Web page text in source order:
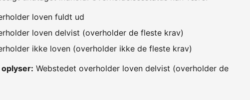
loven fuldt ud
loven delvist (overholder de fleste krav)
ikke loven (overholder ikke de fleste krav)
Webstedet overholder loven delvist (overholder de